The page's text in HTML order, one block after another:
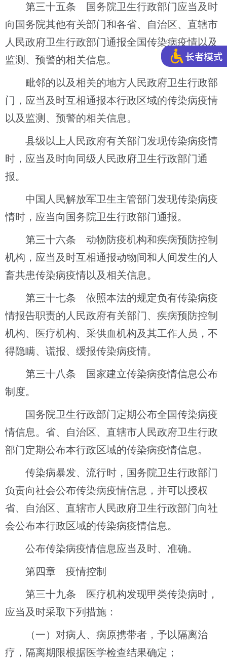
第三十五条 国务院卫生行政部门应当及时
向国务院其他有关部门和各省、自治区、直辖市
人民政府卫生行政部门通报全国传染病疫情以及
监测、预警的相关信息。
毗邻的以及相关的地方人民政府卫生行政部
门，应当及时互相通报本行政区域的传染病疫情
以及监测、预警的相关信息。
县级以上人民政府有关部门发现传染病疫情
时，应当及时向同级人民政府卫生行政部门通
报。
中国人民解放军卫生主管部门发现传染病疫
情时，应当向国务院卫生行政部门通报。
第三十六条 动物防疫机构和疾病预防控制
机构，应当及时互相通报动物间和人间发生的人
畜共患传染病疫情以及相关信息。
第三十七条 依照本法的规定负有传染病疫
情报告职责的人民政府有关部门、疾病预防控制
机构、医疗机构、采供血机构及其工作人员，不
得隐瞒、谎报、缓报传染病疫情。
第三十八条 国家建立传染病疫情信息公布
制度。
国务院卫生行政部门定期公布全国传染病疫
情信息。省、自治区、直辖市人民政府卫生行政
部门定期公布本行政区域的传染病疫情信息。
传染病暴发、流行时，国务院卫生行政部门
负责向社会公布传染病疫情信息，并可以授权
省、自治区、直辖市人民政府卫生行政部门向社
会公布本行政区域的传染病疫情信息。
公布传染病疫情信息应当及时、准确。
第四章 疫情控制
第三十九条 医疗机构发现甲类传染病时，
应当及时采取下列措施：
（一）对病人、病原携带者，予以隔离治
疗，隔离期限根据医学检查结果确定；